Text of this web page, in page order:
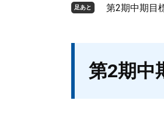
ス
足あと 第2期中期目
第2期中